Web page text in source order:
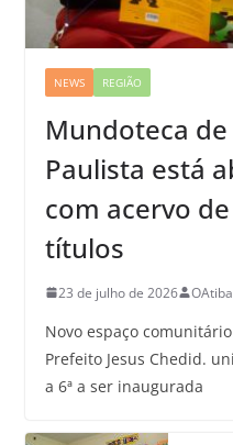
NEWS REGIÃO
Mundoteca
Paulista está
com acervo
títulos
23 de julho de 2026
Novo espaço
Prefeito Jesus Chedid.
a 6ª a ser inaugurada